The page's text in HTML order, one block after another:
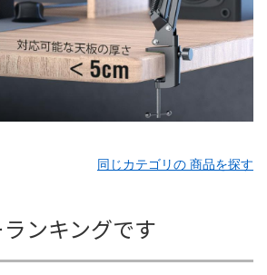
同じカテゴリの 商品を探す
ンキングです